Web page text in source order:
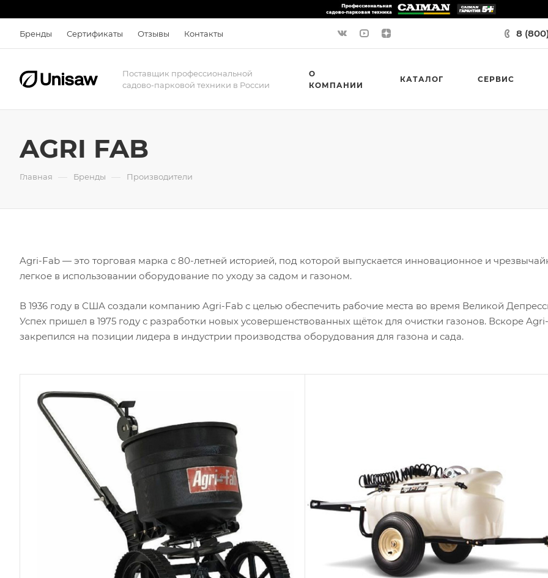
Бренды Сертификаты Отзывы Контакты 8
Поставщик профессиональной
садово-парковой техники в России
О
КОМПАНИИ
КАТАЛОГ СЕРВИС
AGRI FAB
Главная — Бренды — Производители
Agri-Fab — это торговая марка с 80-летней историей, под которой выпускается инновационное и
легкое в использовании оборудование по уходу за садом и газоном.
В 1936 году в США создали компанию Agri-Fab с целью обеспечить рабочие места во время Великой
Успех пришел в 1975 году с разработки новых усовершенствованных щёток для очистки газонов. Вскоре
закрепился на позиции лидера в индустрии производства оборудования для газона и сада.